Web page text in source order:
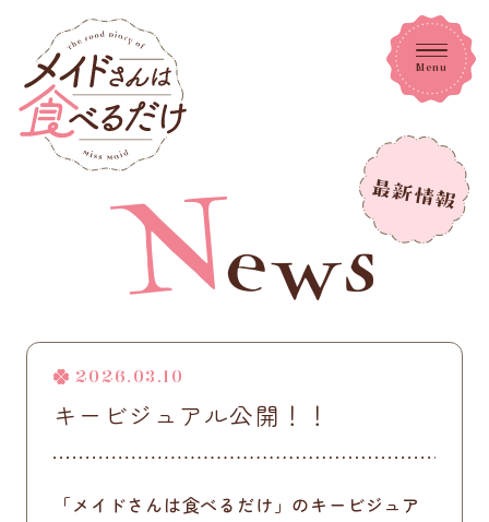
Menu
キービジュアル公開！！
2026.03.10
「メイドさんは食べるだけ」のキービジュア